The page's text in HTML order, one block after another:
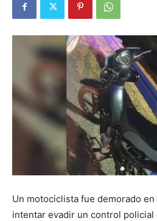
Un motociclista fue demorado
intentar evadir un control policial